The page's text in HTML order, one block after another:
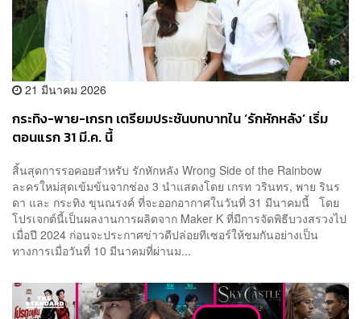
21 มีนาคม 2026
กระทิง-พาย-เกรท เตรียมประชันบทบาทใน ‘รักหักหลัง’ เริ่ม
ตอนแรก 31 มี.ค. นี้
สิ้นสุดการรอคอยสำหรับ รักหักหลัง Wrong Side of the Rainbow
ละครใหม่สุดเข้มข้นจากช่อง 3 นำแสดงโดย เกรท วรินทร, พาย รินร
ดา และ กระทิง ขุนณรงค์ ที่จะออกอากาศในวันที่ 31 มีนาคมนี้ โดย
โปรเจกต์นี้เป็นผลงานการผลิตจาก Maker K ที่มีการจัดพิธีบวงสรวงไป
เมื่อปี 2024 ก่อนจะประกาศข่าวดีปล่อยทีเซอร์ให้ชมกันอย่างเป็น
ทางการเมื่อวันที่ 10 มีนาคมที่ผ่านม...